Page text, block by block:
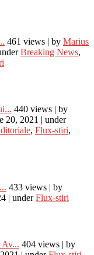
461 views | by Marius
Breaking News,
440 views | by
20, 2021 | under
, Flux-stiri,
433 views | by
| underFlux-stiri
Av... 404 views | by